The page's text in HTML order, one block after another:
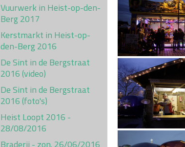
Vuurwerk in Heist-op-den-
Berg 2017
Kerstmarkt in Heist-op-
den-Berg 2016
De Sint in de Bergstraat
2016 (video)
De Sint in de Bergstraat
2016 (foto's)
Heist Loopt 2016 -
28/08/2016
Braderij - zon. 26/06/2016